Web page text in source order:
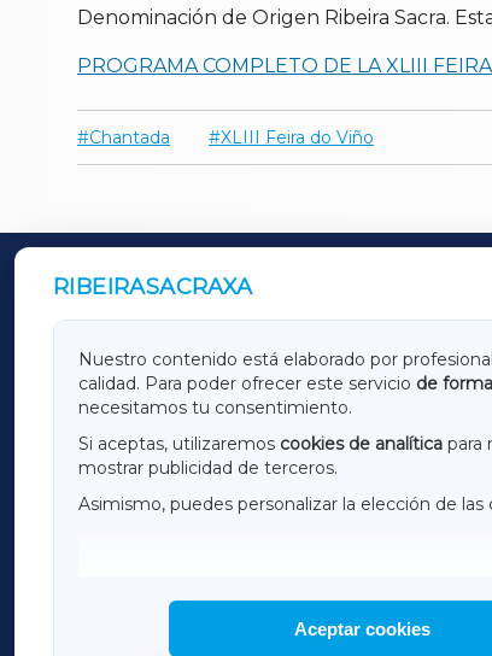
Denominación de Origen Ribeira Sacra.
PROGRAMA COMPLETO DE LA XLIII
Chantada XLIII Feira do Viño
RIBEIRASACRAXA
Nuestro contenido está elaborado por
calidad. Para poder ofrecer este servicio de
necesitamos tu consentimiento.
Si aceptas, utilizaremos cookies de analítica para
mostrar publicidad de terceros.
Asimismo, puedes personalizar la elección de
Aceptar cookies
OUTROS PERIÓDICOS
GALICIAXA
AMARIÑAXA
OURENSEXA